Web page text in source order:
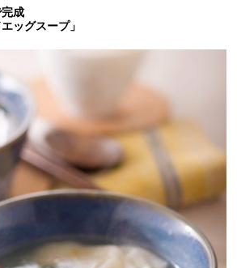
成
ッグスープ」